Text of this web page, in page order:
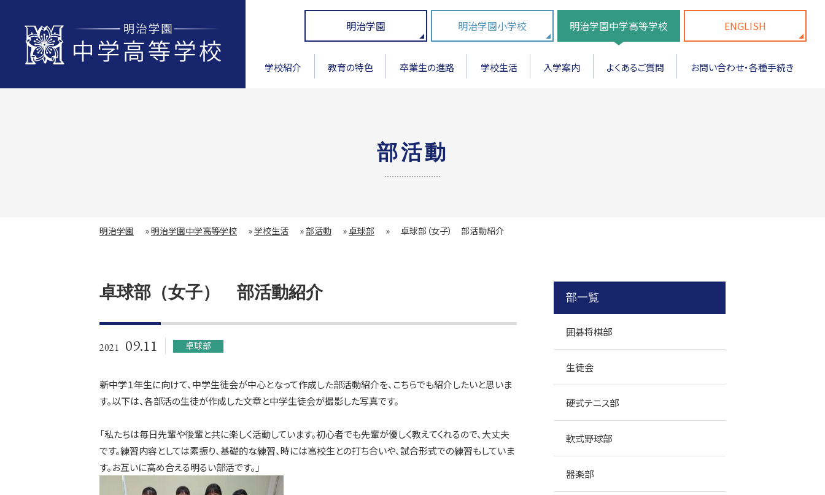
明治学園 明治学園小学校 明治学園中学高等学校 ENGLISH
学校紹介 教育の特色 卒業生の進路 学校生活 入学案内 よくあるご質問 お問い合わせ・各種手続き
部活動
明治学園 »明治学園中学高等学校 »学校生活 »部活動 »卓球部 » 卓球部（女子） 部活動紹介
卓球部（女子） 部活動紹介
2021 09.11 卓球部
新中学１年生に向けて、中学生徒会が中心となって作成した部活動紹介を、こちらでも紹介したいと思いま
す。以下は、各部活の生徒が作成した文章と中学生徒会が撮影した写真です。
「私たちは毎日先輩や後輩と共に楽しく活動しています。初心者でも先輩が優しく教えてくれるので、大丈夫
です。練習内容としては素振り、基礎的な練習、時には高校生との打ち合いや、試合形式での練習もしていま
す。お互いに高め合える明るい部活です。」
部一覧
囲碁将棋部
生徒会
硬式テニス部
軟式野球部
器楽部